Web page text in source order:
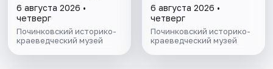
6 августа 2026 •
четверг
Починковский историко-
краеведческий музей
6 августа 2026 •
четверг
Починковский историко-
краеведческий музей